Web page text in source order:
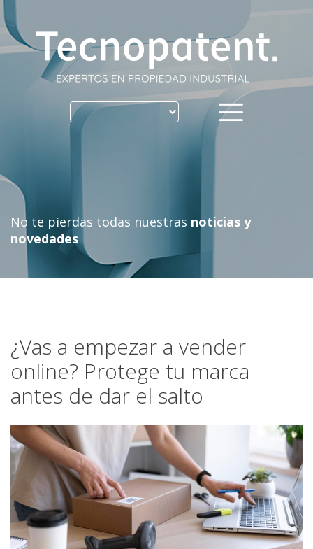
Skip
to
content
No te pierdas todas nuestras noticias y
novedades
¿Vas a empezar a vender
online? Protege tu marca
antes de dar el salto